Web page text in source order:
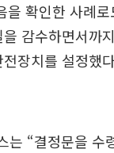
을 확인한 사례
감수하면서까
장치를 설정했
는 “결정문을 수